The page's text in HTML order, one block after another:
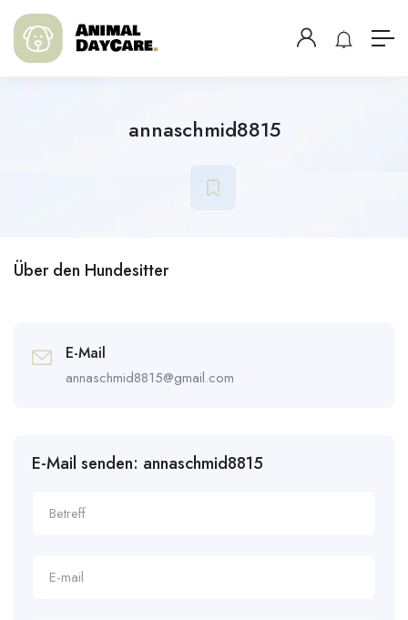
annaschmid8815
Über den Hundesitter
E-Mail
annaschmid8815@gmail.com
E-Mail senden: annaschmid8815